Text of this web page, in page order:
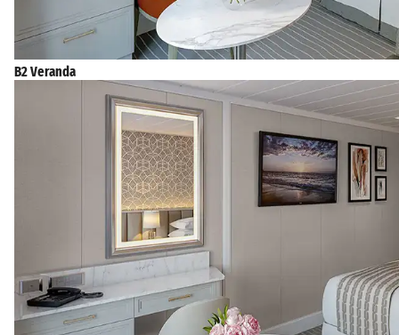
B2 Veranda